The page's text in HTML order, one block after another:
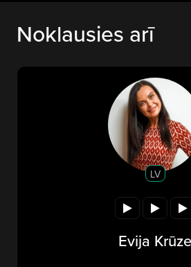
Noklausies arī
LV
Evija Krūze